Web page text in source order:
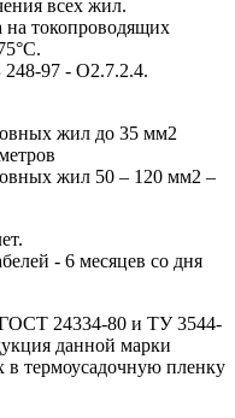
всех жил.
на токопроводящих
97 - О2.7.2.4.
жил до 35 мм2
жил 50 – 120 мм2 –
- 6 месяцев со дня
ГОСТ 24334-80 и ТУ 3544-
данной марки
в термоусадочную пленку